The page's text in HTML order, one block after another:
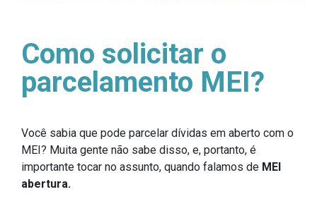
Como solicitar o
parcelamento MEI?
Você sabia que pode parcelar dívidas em aberto com o
MEI? Muita gente não sabe disso, e, portanto, é
importante tocar no assunto, quando falamos de MEI
abertura.